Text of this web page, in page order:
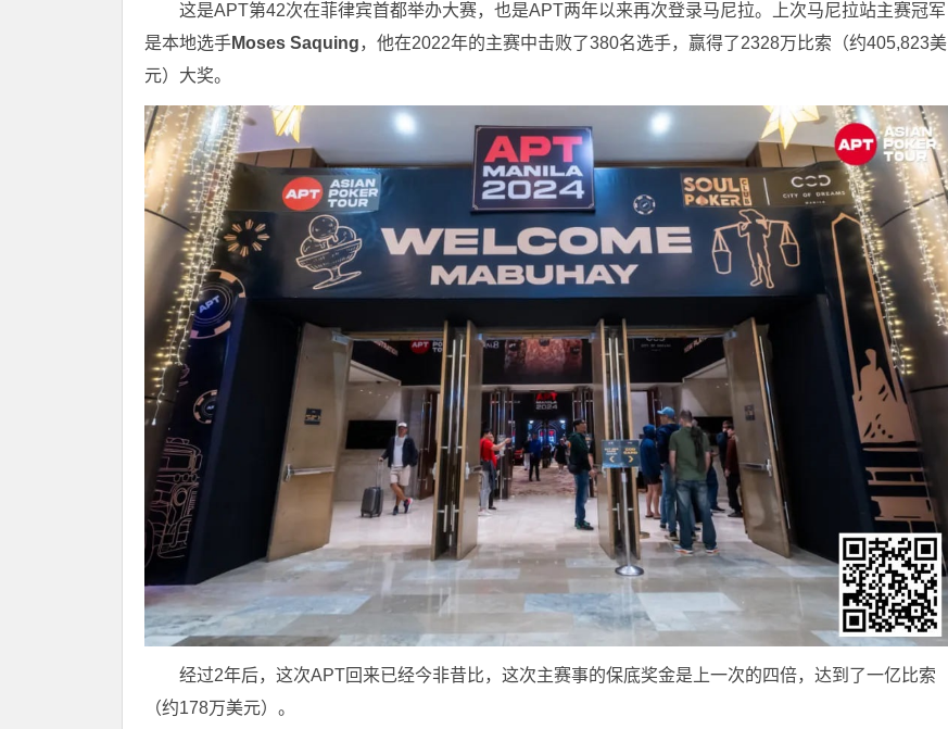
这是APT第42次在菲律宾首都举办大赛，也是APT两年以来再次登录马尼拉。上次马尼拉站主赛冠军
是本地选手Moses Saquing，他在2022年的主赛中击败了380名选手，赢得了2328万比索（约405,823美
元）大奖。
经过2年后，这次APT回来已经今非昔比，这次主赛事的保底奖金是上一次的四倍，达到了一亿比索
（约178万美元）。